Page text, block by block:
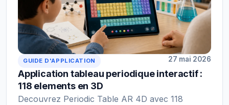
GUIDE D'APPLICATION 27 mai 2026
Application tableau periodique interactif :
118 elements en 3D
Decouvrez Periodic Table AR 4D avec 118